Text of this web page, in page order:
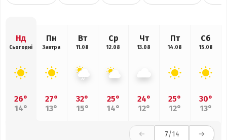
Нд
Сьогодні
26°
14°
Пн
Завтра
27°
13°
Вт
11.08
32°
15°
Ср
12.08
25°
14°
Чт
13.08
24°
12°
Пт
14.08
25°
12°
Сб
15.08
30°
13°
7/14